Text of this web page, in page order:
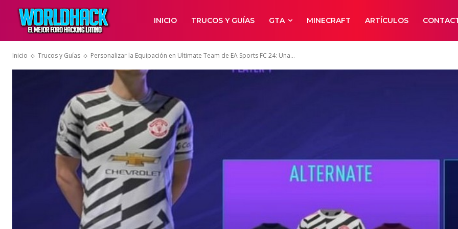
INICIO TRUCOS Y GUÍAS GTA MINECRAFT ARTÍCULOS
Inicio Trucos y Guías Personalizar la Equipación en Ultimate Team de EA Sports FC 24: Una...